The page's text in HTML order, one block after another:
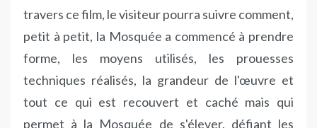
travers ce film, le visiteur pourra suivre comment,
petit à petit, la Mosquée a commencé à prendre
forme, les moyens utilisés, les prouesses
techniques réalisés, la grandeur de l'œuvre et
tout ce qui est recouvert et caché mais qui
permet à la Mosquée de s'élever, défiant les